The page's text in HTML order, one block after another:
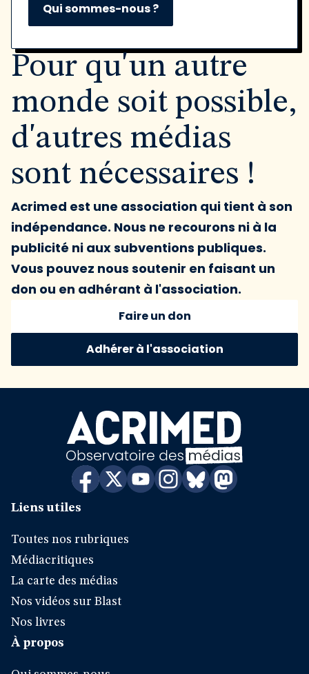
Qui sommes-nous ?
Pour qu'un autre
monde soit possible,
d'autres médias
sont nécessaires !
Acrimed est une association qui tient à son
indépendance. Nous ne recourons ni à la
publicité ni aux subventions publiques.
Vous pouvez nous soutenir en faisant un
don ou en adhérant à l'association.
Faire un don
Adhérer à l'association
Liens utiles
Toutes nos rubriques
Médiacritiques
La carte des médias
Nos vidéos sur Blast
Nos livres
À propos